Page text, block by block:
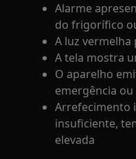
Alarme
do frigorífico
A luz vermelha
A tela mostra
O aparelho
emergência ou
Arrefecimento
insuficiente,
elevada